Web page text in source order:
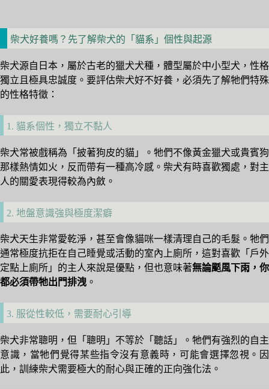
柴犬好養嗎？先了解柴犬的「貓系」個性與起源
柴犬源自日本，屬於古老的獵犬犬種，體型屬於中小型犬，性格
獨立且極具忠誠度。要評估柴犬好不好養，必須先了解牠們特殊
的性格特徵：
1. 貓系個性，獨立不黏人
柴犬常被戲稱為「披著狗皮的貓」。牠們不像黃金獵犬或貴賓狗
那樣熱情如火，反而帶有一種高冷感。柴犬有時喜歡獨處，對主
人的關愛表現得較為內斂。
2. 地盤意識強與極度潔癖
柴犬天生非常愛乾淨，甚至會像貓咪一樣清理自己的毛髮。牠們
通常極度抗拒在自己睡覺或活動的室內上廁所，這對喜歡「戶外
定點上廁所」的主人來說是優點，但也意味著無論颳風下雨，你
都必須帶牠出門排洩 。
3. 服從性較低，需要耐心引導
柴犬非常聰明，但「聰明」不等於「聽話」。牠們有強烈的自主
意識，當牠們覺得某些指令沒有意義時，可能會選擇忽視。因
此，訓練柴犬需要極大的耐心與正確的正向強化法。